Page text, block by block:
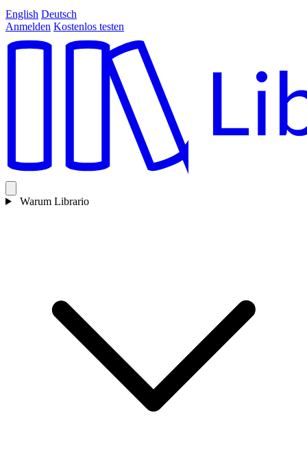
English Deutsch
Anmelden Kostenlos testen
Warum Librario